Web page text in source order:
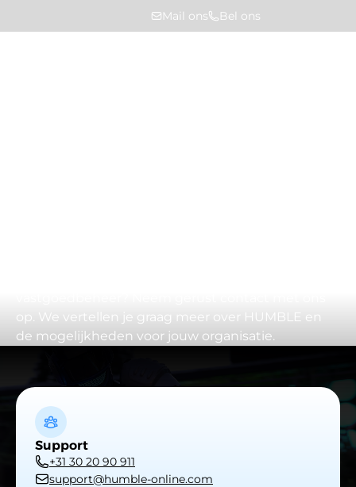
Mail ons Bel ons
op. We vertellen je graag meer over HUMBLE en
de mogelijkheden voor jouw organisatie.
Support
+31 30 20 90 911
support@humble-online.com